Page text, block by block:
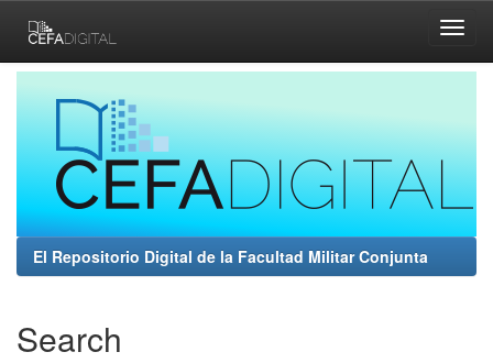
navigation
El Repositorio Digital de la Facultad Militar Conjunta
Search